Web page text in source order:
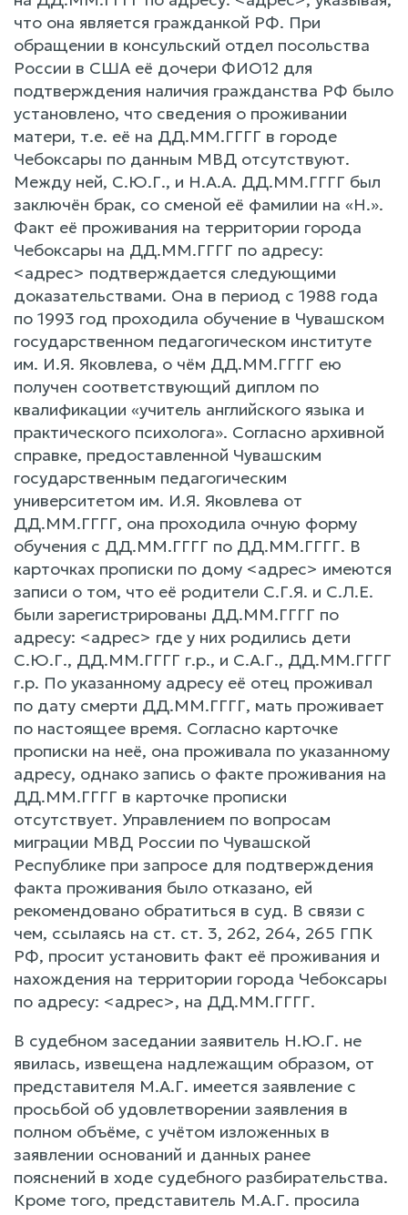
что она является гражданкой РФ. При
обращении в консульский отдел посольства
России в США её дочери ФИО12 для
подтверждения наличия гражданства РФ было
установлено, что сведения о проживании
матери, т.е. её на ДД.ММ.ГГГГ в городе
Чебоксары по данным МВД отсутствуют.
Между ней, С.Ю.Г., и Н.А.А. ДД.ММ.ГГГГ был
заключён брак, со сменой её фамилии на «Н.».
Факт её проживания на территории города
Чебоксары на ДД.ММ.ГГГГ по адресу:
<адрес> подтверждается следующими
доказательствами. Она в период с 1988 года
по 1993 год проходила обучение в Чувашском
государственном педагогическом институте
им. И.Я. Яковлева, о чём ДД.ММ.ГГГГ ею
получен соответствующий диплом по
квалификации «учитель английского языка и
практического психолога». Согласно архивной
справке, предоставленной Чувашским
государственным педагогическим
университетом им. И.Я. Яковлева от
ДД.ММ.ГГГГ, она проходила очную форму
обучения с ДД.ММ.ГГГГ по ДД.ММ.ГГГГ. В
карточках прописки по дому <адрес> имеются
записи о том, что её родители С.Г.Я. и С.Л.Е.
были зарегистрированы ДД.ММ.ГГГГ по
адресу: <адрес> где у них родились дети
С.Ю.Г., ДД.ММ.ГГГГ г.р., и С.А.Г., ДД.ММ.ГГГГ
г.р. По указанному адресу её отец проживал
по дату смерти ДД.ММ.ГГГГ, мать проживает
по настоящее время. Согласно карточке
прописки на неё, она проживала по указанному
адресу, однако запись о факте проживания на
ДД.ММ.ГГГГ в карточке прописки
отсутствует. Управлением по вопросам
миграции МВД России по Чувашской
Республике при запросе для подтверждения
факта проживания было отказано, ей
рекомендовано обратиться в суд. В связи с
чем, ссылаясь на ст. ст. 3, 262, 264, 265 ГПК
РФ, просит установить факт её проживания и
нахождения на территории города Чебоксары
по адресу: <адрес>, на ДД.ММ.ГГГГ.
В судебном заседании заявитель Н.Ю.Г. не
явилась, извещена надлежащим образом, от
представителя М.А.Г. имеется заявление с
просьбой об удовлетворении заявления в
полном объёме, с учётом изложенных в
заявлении оснований и данных ранее
пояснений в ходе судебного разбирательства.
Кроме того, представитель М.А.Г. просила